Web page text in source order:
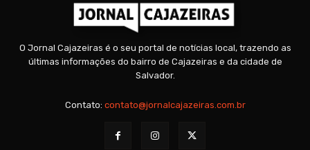
O Jornal Cajazeiras é o seu portal de notícias local, trazendo as
últimas informações do bairro de Cajazeiras e da cidade de
Salvador.
Contato: contato@jornalcajazeiras.com.br